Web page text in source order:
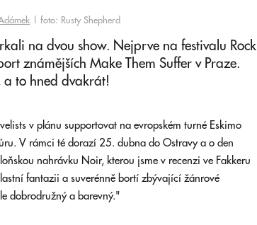
| foto: Rusty Shepherd
na dvou show. Nejprve na festivalu Rock
známějších Make Them Suffer v Praze.
a to hned dvakrát!
v plánu supportovat na evropském turné Eskimo
V rámci té dorazí 25. dubna do Ostravy a o den
nahrávku Noir, kterou jsme v recenzi ve Fakkeru
fantazii a suverénně bortí zbývající žánrové
dobrodružný a barevný."